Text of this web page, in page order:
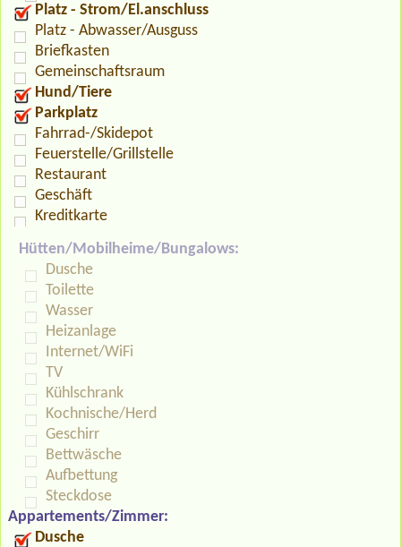
Platz - Strom/El.anschluss
Platz - Abwasser/Ausguss
Briefkasten
Gemeinschaftsraum
Hund/Tiere
Parkplatz
Fahrrad-/Skidepot
Feuerstelle/Grillstelle
Restaurant
Geschäft
Kreditkarte
Hütten/Mobilheime/Bungalows:
Dusche
Toilette
Wasser
Heizanlage
Internet/WiFi
TV
Kühlschrank
Kochnische/Herd
Geschirr
Bettwäsche
Aufbettung
Steckdose
Appartements/Zimmer:
Dusche